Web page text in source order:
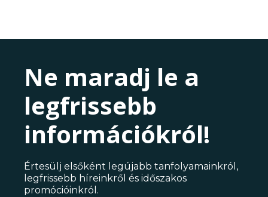
Ne maradj le a
legfrissebb
információkról!
Értesülj elsőként legújabb tanfolyamainkról,
legfrissebb híreinkről és időszakos
promócióinkról.